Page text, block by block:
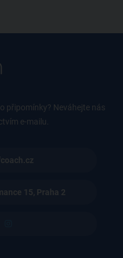
připomínky? Neváhejte nás
e-mailu.
15, Praha 2